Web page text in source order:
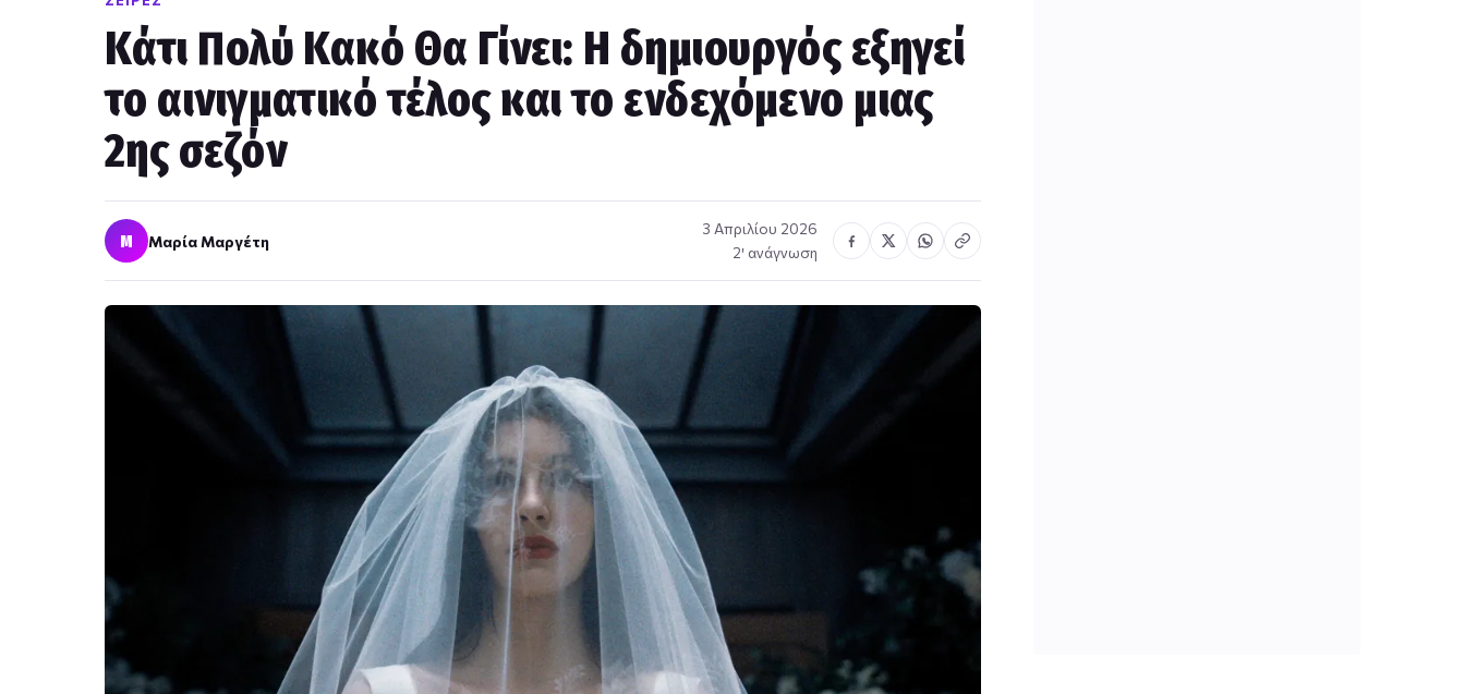
Kάτι Πολύ Κακό Θα Γίνει: Η δημιουργός εξηγεί
το αινιγματικό τέλος και το ενδεχόμενο μιας
2ης σεζόν
Μ Μαρία Μαργέτη
3 Απριλίου 2026
2′ ανάγνωση